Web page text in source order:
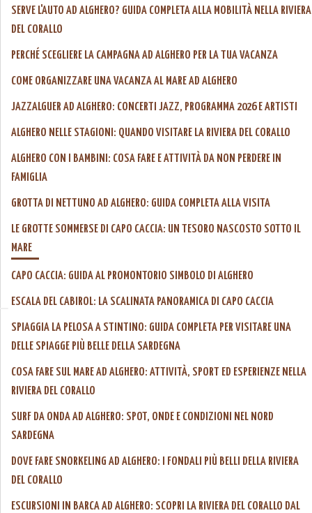
SERVE L'AUTO AD ALGHERO? GUIDA COMPLETA ALLA MOBILITÀ NELLA RIVIERA
DEL CORALLO
PERCHÉ SCEGLIERE LA CAMPAGNA AD ALGHERO PER LA TUA VACANZA
COME ORGANIZZARE UNA VACANZA AL MARE AD ALGHERO
JAZZALGUER AD ALGHERO: CONCERTI JAZZ, PROGRAMMA 2026 E ARTISTI
ALGHERO NELLE STAGIONI: QUANDO VISITARE LA RIVIERA DEL CORALLO
ALGHERO CON I BAMBINI: COSA FARE E ATTIVITÀ DA NON PERDERE IN
FAMIGLIA
GROTTA DI NETTUNO AD ALGHERO: GUIDA COMPLETA ALLA VISITA
LE GROTTE SOMMERSE DI CAPO CACCIA: UN TESORO NASCOSTO SOTTO IL
MARE
CAPO CACCIA: GUIDA AL PROMONTORIO SIMBOLO DI ALGHERO
ESCALA DEL CABIROL: LA SCALINATA PANORAMICA DI CAPO CACCIA
SPIAGGIA LA PELOSA A STINTINO: GUIDA COMPLETA PER VISITARE UNA
DELLE SPIAGGE PIÙ BELLE DELLA SARDEGNA
COSA FARE SUL MARE AD ALGHERO: ATTIVITÀ, SPORT ED ESPERIENZE NELLA
RIVIERA DEL CORALLO
SURF DA ONDA AD ALGHERO: SPOT, ONDE E CONDIZIONI NEL NORD
SARDEGNA
DOVE FARE SNORKELING AD ALGHERO: I FONDALI PIÙ BELLI DELLA RIVIERA
DEL CORALLO
ESCURSIONI IN BARCA AD ALGHERO: SCOPRI LA RIVIERA DEL CORALLO DAL